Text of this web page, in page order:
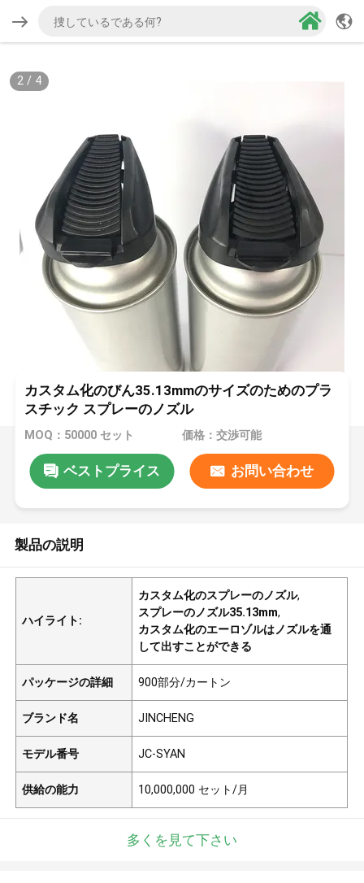
2/ 4
カスタム化のびん35.13mmのサイズのためのプラ
スチック スプレーのノズル
MOQ：50000 セット 価格：交渉可能
ベストプライス お問い合わせ
製品の説明
ハイライト:
カスタム化のスプレーのノズル,
スプレーのノズル35.13mm,
カスタム化のエーロゾルはノズルを通
して出すことができる
パッケージの詳細 900部分/カートン
ブランド名 JINCHENG
モデル番号 JC-SYAN
供給の能力 10,000,000 セット/月
多くを見て下さい